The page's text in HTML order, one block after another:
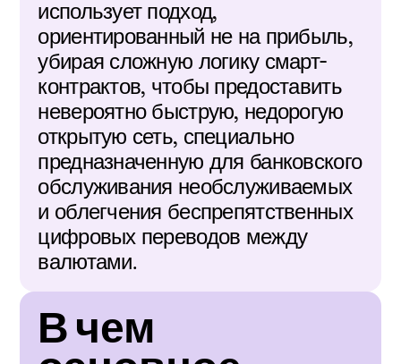
использует подход,
ориентированный не на прибыль,
убирая сложную логику смарт-
контрактов, чтобы предоставить
невероятно быструю, недорогую
открытую сеть, специально
предназначенную для банковского
обслуживания необслуживаемых
и облегчения беспрепятственных
цифровых переводов между
валютами.
В чем